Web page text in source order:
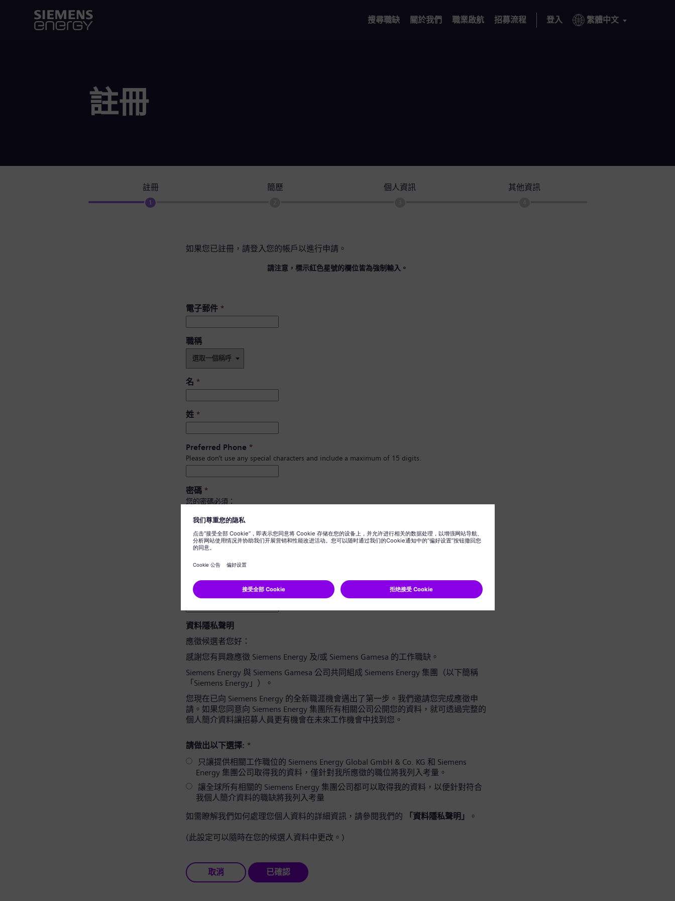
搜尋職缺 關於我們 職業啟航 招募流程 登入 繁體中文
註冊
註冊
1
簡歷 個人資訊 其他資訊
如果您已註冊，請登入您的帳戶以進行申請。
請注意，標示紅色星號的欄位皆為強制輸入。
電子郵件 *
職稱
名 *
姓 *
Preferred Phone *
Please don’t use any special characters and include a maximum of 15 digits.
密碼 *
您的密碼必須：
至少有 8 個字元。
有大小寫字母，並且至少有一個數字及一個符號。
不包含您的任何個人資訊。
密碼確認
資料隱私聲明
應徵候選者您好：
感謝您有興趣應徵 Siemens Energy 及/或 Siemens Gamesa 的工作職缺。
Siemens Energy 與 Siemens Gamesa 公司共同組成 Siemens Energy 集團（以下簡稱
「Siemens Energy」）。
您現在已向 Siemens Energy 的全新職涯機會邁出了第一步。我們邀請您完成應徵申
請。如果您同意向 Siemens Energy 集團所有相關公司公開您的資料，就可透過完整的
個人簡介資料讓招募人員更有機會在未來工作機會中找到您。
請做出以下選擇: *
只讓提供相關工作職位的 Siemens Energy Global GmbH & Co. KG 和 Siemens
Energy 集團公司取得我的資料，僅針對我所應徵的職位將我列入考量。
讓全球所有相關的 Siemens Energy 集團公司都可以取得我的資料，以便針對符合
我個人簡介資料的職缺將我列入考量
如需瞭解我們如何處理您個人資料的詳細資訊，請參閱我們的
「資料隱私聲明」 。
(此設定可以隨時在您的候選人資料中更改。)
取消 已確認